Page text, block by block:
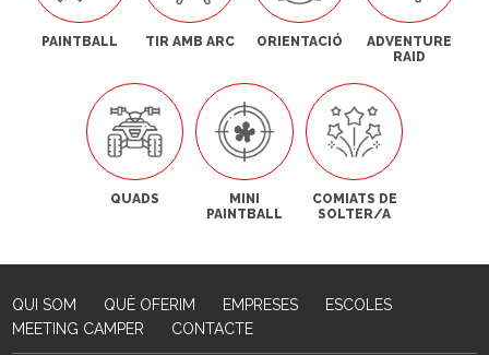
PAINTBALL TIR AMB ARC ORIENTACIÓ
ADVENTURE
RAID
QUADS
MINI
PAINTBALL
COMIATS DE
SOLTER/A
QUI SOM QUÈ OFERIM EMPRESES
ESCOLES
MEETING CAMPER
CONTACTE